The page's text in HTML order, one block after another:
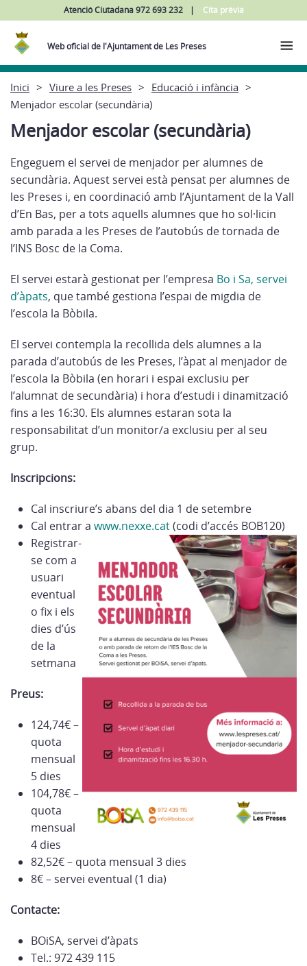
Atenció Ciutadana 972 693 232 Cita prèvia
Web oficial de l'Ajuntament de Les Preses
Inici Viure a les Preses
Educació i infància
Menjador escolar (secundària)
Menjador escolar (secundària)
Engeguem el servei de menjador per alumnes de
secundària. Aquest servei està pensat per alumnes de
les Preses i, en coordinació amb l’Ajuntament de la Vall
d’En Bas, per a tots aquells alumnes que ho sol·licin
amb parada a les Preses de l’autobús de tornada de
l’INS Bosc de la Coma.
El servei estarà gestionat per l’empresa Bo i Sa, servei
d’àpats, que també gestiona l’espai de migdia de
l’escola la Bòbila.
El servei contempla la recollida dels alumnes a la
parada d’autobús de les Preses, l’àpat al menjador de
l’escola la Bòbila (en horari i espai exclusiu per
l’alumnat de secundària) i hora d’estudi i dinamització
fins a les 16:30. Els alumnes estaran sota la
responsabilitat d’un monitor/a exclusiu per al seu
grup.
Inscripcions:
Cal inscriure’s abans del dia 1 de setembre
Cal entrar a www.nexxe.cat(codi d’accés BOB120)
Registrar-
se com a
usuari
eventual
o fix i els
dies d’ús
de la
setmana
Preus:
124,74€ –
quota
mensual
5 dies
104,78€ –
quota
mensual
4 dies
82,52€ – quota mensual 3 dies
8€ – servei eventual (1 dia)
Contacte:
BOiSA, servei d’àpats
Tel.: 972 439 115